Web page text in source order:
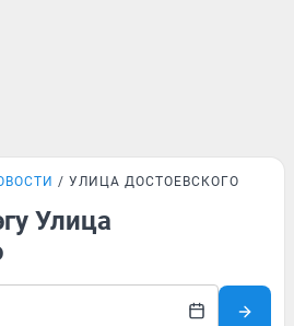
УЛИЦА ДОСТОЕВСКОГО
Улица